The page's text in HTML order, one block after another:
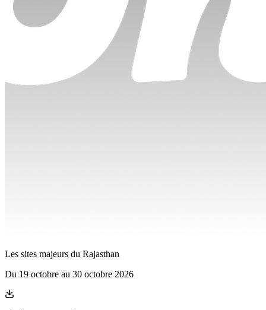
Les sites majeurs du Rajasthan
Du 19 octobre au 30 octobre 2026